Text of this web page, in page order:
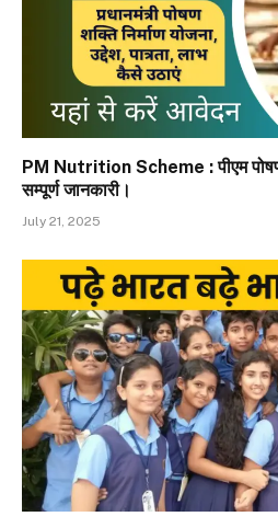
PM Nutrition Scheme : पीएम पोषण
सम्पूर्ण जानकारी।
July 21, 2025